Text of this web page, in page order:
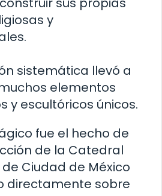
y
sistemática llevó a
elementos
y escultóricos únicos.
fue el hecho de
de la Catedral
Ciudad de México
directamente sobre